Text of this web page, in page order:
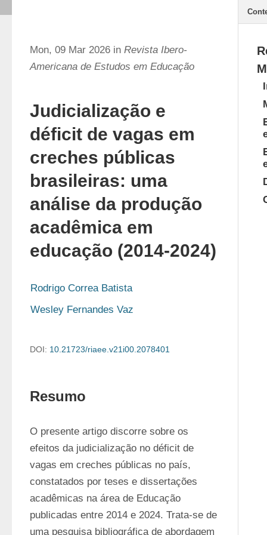
Mon, 09 Mar 2026 in Revista Ibero-
Americana de Estudos em Educação
Judicialização e
déficit de vagas em
creches públicas
brasileiras: uma
análise da produção
acadêmica em
educação (2014-2024)
Rodrigo Correa Batista
Wesley Fernandes Vaz
DOI: 10.21723/riaee.v21i00.2078401
Resumo
O presente artigo discorre sobre os
efeitos da judicialização no déficit de
vagas em creches públicas no país,
constatados por teses e dissertações
acadêmicas na área de Educação
publicadas entre 2014 e 2024. Trata-se de
uma pesquisa bibliográfica de abordagem